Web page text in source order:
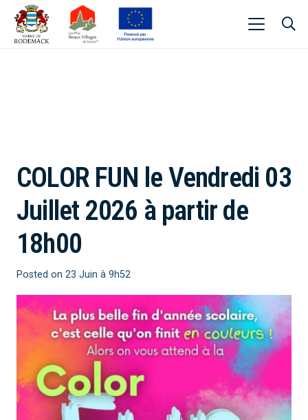
COLOR FUN le Vendredi 03
Juillet 2026 à partir de
18h00
Posted on 23 Juin à 9h52